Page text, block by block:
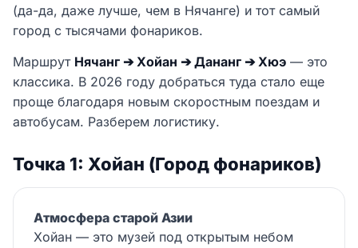
(да-да, даже лучше, чем в Нячанге) и тот самый
город с тысячами фонариков.
Маршрут Нячанг ➔ Хойан ➔ Дананг ➔ Хюэ — это
классика. В 2026 году добраться туда стало еще
проще благодаря новым скоростным поездам и
автобусам. Разберем логистику.
Точка 1: Хойан (Город фонариков)
Атмосфера старой Азии
Хойан — это музей под открытым небом